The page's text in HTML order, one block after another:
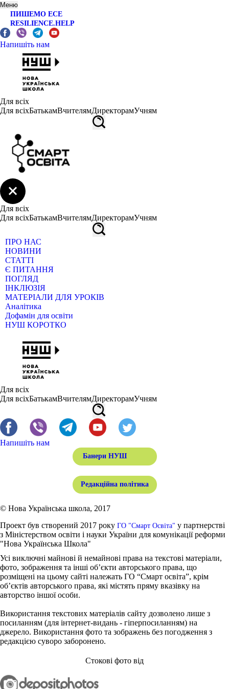
Меню
ПИШЕМО ЕСЕ
RESILIENCE.HELP
Напишіть нам
Для всіх
Для всіхБатькамВчителямДиректорамУчням
Для всіх
Для всіхБатькамВчителямДиректорамУчням
ПРО НАС
НОВИНИ
СТАТТІ
Є ПИТАННЯ
ПОГЛЯД
ІНКЛЮЗІЯ
МАТЕРІАЛИ ДЛЯ УРОКІВ
Аналітика
Дофамін для освіти
НУШ КОРОТКО
Для всіх
Для всіхБатькамВчителямДиректорамУчням
Напишіть нам
Банери НУШ
Редакційна політика
© Нова Українська школа, 2017
Проект був створений 2017 року ГО "Смарт Освіта" у партнерстві
з Міністерством освіти і науки України для комунікації реформи
"Нова Українська Школа"
Усі виключні майнові й немайнові права на текстові матеріали,
фото, зображення та інші об’єкти авторського права, що
розміщені на цьому сайті належать ГО “Смарт освіта”, крім
об’єктів авторського права, які містять пряму вказівку на
авторство іншої особи.
Використання текстових матеріалів сайту дозволено лише з
посиланням (для інтернет-видань - гіперпосиланням) на
джерело. Використання фото та зображень без погодження з
редакцією суворо заборонено.
Стокові фото від